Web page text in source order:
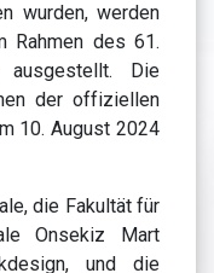
wurden, werden
Rahmen des 61.
ausgestellt. Die
der offiziellen
10. August 2024
die Fakultät für
Onsekiz Mart
und die